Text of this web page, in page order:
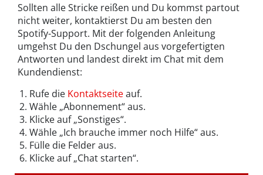
Sollten alle Stricke reißen und Du kommst partout
nicht weiter, kontaktierst Du am besten den
Spotify-Support. Mit der folgenden Anleitung
umgehst Du den Dschungel aus vorgefertigten
Antworten und landest direkt im Chat mit dem
Kundendienst:
Rufe die Kontaktseiteauf.
Wähle „Abonnement“ aus.
Klicke auf „Sonstiges“.
Wähle „Ich brauche immer noch Hilfe“ aus.
Fülle die Felder aus.
Klicke auf „Chat starten“.